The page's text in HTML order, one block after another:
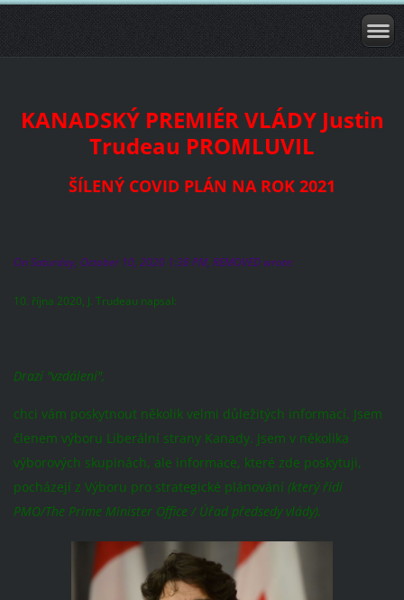
KANADSKÝ PREMIÉR VLÁDY Justin
Trudeau PROMLUVIL
ŠÍLENÝ COVID PLÁN NA ROK 2021
On Saturday, October 10, 2020 1:38 PM, REMOVED wrote:
10. října 2020, J. Trudeau napsal:
Drazí "vzdálení",
chci vám poskytnout několik velmi důležitých informací. Jsem
členem výboru Liberální strany Kanady. Jsem v několika
výborových skupinách, ale informace, které zde poskytuji,
pocházejí z Výboru pro strategické plánování (který řídí
PMO/The Prime Minister Office / Úřad předsedy vlády).